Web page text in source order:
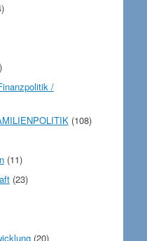
/
(108)
(11)
(23)
(20)